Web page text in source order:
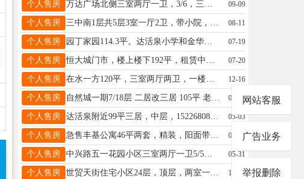
个人售房 万达广场北侧三室两厅一卫，3/6，三中本部学区，水电暖气齐全，公摊小，有地下室。联系电话:18831999973 09-09
个人售房 三中南1层共5层3室一厅2卫，带小院，外开门，双气52万老证19131135185 08-11
个人售房 园丁家园114.3平。达活泉小学和金华中学学区房，医专二院对面，6/6，3-2-1卫。家具家电齐全13082019800 07-19
个人售房 恒大城门市，楼上楼下192平，租赁中，有证110万，急售，需要全款15833616307 07-20
个人售房 在水一方120平，三室两厅两卫，一楼，老证，售79万，有钥匙看房方便，15003398935 12-16
个人售房 自然城一期7/18层 二居改三居 105平 老证 仅售79万 电话15227607337 01-03
个人售房 达活泉附近99平三居，中层，15226808829 05-03
个人售房 急售丰基公寓46平两套，精装，阳面带阳台，前后跨间，位置好，价格低。15931990585 09-06
个人售房 中兴路五一花园小区三室两厅一卫5/5，112平露台15小房18，价钱便宜急售中介勿扰，13933721819 05-31
个人售房 世贸天街住宅小区24层，顶层，两室一厅一卫，73平方米，毛坯34万合同改名，15100913300 12-27
网站客服
广告业务
举报删除